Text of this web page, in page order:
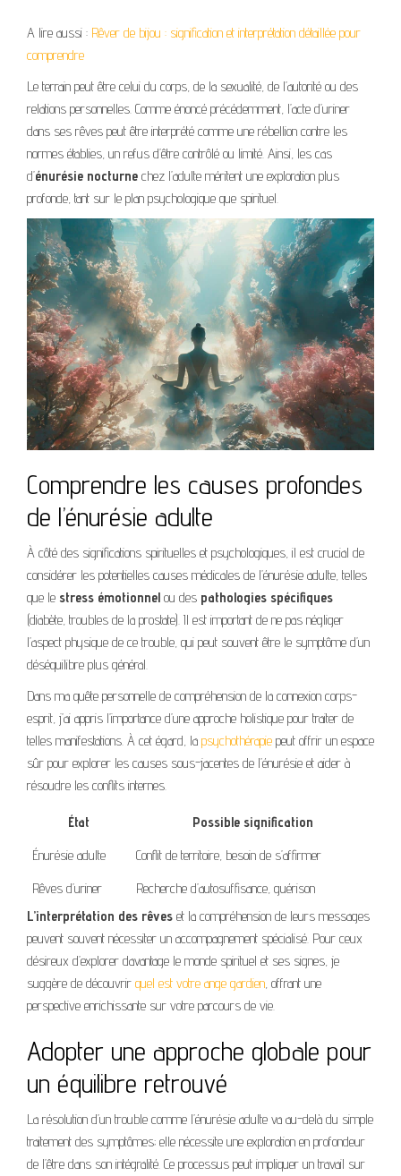
A lire aussi : Rêver de bijou : signification et interprétation détaillée pour
comprendre
Le terrain peut être celui du corps, de la sexualité, de l’autorité ou des
relations personnelles. Comme énoncé précédemment, l’acte d’uriner
dans ses rêves peut être interprété comme une rébellion contre les
normes établies, un refus d’être contrôlé ou limité. Ainsi, les cas
d’énurésie nocturne chez l’adulte méritent une exploration plus
profonde, tant sur le plan psychologique que spirituel.
Comprendre les causes profondes
de l’énurésie adulte
À côté des significations spirituelles et psychologiques, il est crucial de
considérer les potentielles causes médicales de l’énurésie adulte, telles
que le stress émotionnel ou des pathologies spécifiques
(diabète, troubles de la prostate). Il est important de ne pas négliger
l’aspect physique de ce trouble, qui peut souvent être le symptôme d’un
déséquilibre plus général.
Dans ma quête personnelle de compréhension de la connexion corps-
esprit, j’ai appris l’importance d’une approche holistique pour traiter de
telles manifestations. À cet égard, la psychothérapie peut offrir un espace
sûr pour explorer les causes sous-jacentes de l’énurésie et aider à
résoudre les conflits internes.
État
Possible signification
Énurésie adulte
Conflit de territoire, besoin de s’affirmer
Rêves d’uriner
Recherche d’autosuffisance, guérison
L’interprétation des rêves et la compréhension de leurs messages
peuvent souvent nécessiter un accompagnement spécialisé. Pour ceux
désireux d’explorer davantage le monde spirituel et ses signes, je
suggère de découvrir quel est votre ange gardien, offrant une
perspective enrichissante sur votre parcours de vie.
Adopter une approche globale pour
un équilibre retrouvé
La résolution d’un trouble comme l’énurésie adulte va au-delà du simple
traitement des symptômes; elle nécessite une exploration en profondeur
de l’être dans son intégralité. Ce processus peut impliquer un travail sur